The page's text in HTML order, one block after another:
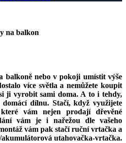
na balkon
balkoně nebo v pokoji umístit výše
více světla a nemůžete koupit
ji vyrobit sami doma. A to i tehdy,
domácí dílnu. Stačí, když využijete
vám nejen prodají dřevěné
vám je i nařežou dle vašeho
vám pak stačí ruční vrtačka a
utahovačka-vrtačka.